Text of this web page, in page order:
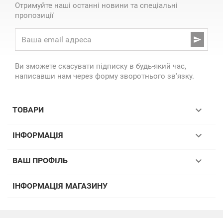
Отримуйте наші останні новини та спеціальні
пропозиції

Ви зможете скасувати підписку в будь-який час,
написавши нам через форму зворотнього зв'язку.
ТОВАРИ 
ІНФОРМАЦІЯ 
ВАШ ПРОФІЛЬ 
ІНФОРМАЦІЯ МАГАЗИНУ